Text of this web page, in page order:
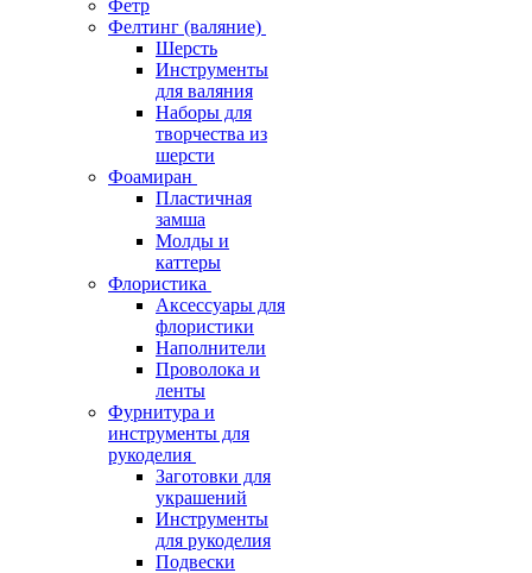
Фетр
Фелтинг (валяние)
Шерсть
Инструменты
для валяния
Наборы для
творчества из
шерсти
Фоамиран
Пластичная
замша
Молды и
каттеры
Флористика
Аксессуары для
флористики
Наполнители
Проволока и
ленты
Фурнитура и
инструменты для
рукоделия
Заготовки для
украшений
Инструменты
для рукоделия
Подвески